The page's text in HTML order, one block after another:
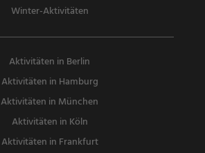
Winter-Aktivitäten
Aktivitäten in Berlin
Aktivitäten in Hamburg
Aktivitäten in München
Aktivitäten in Köln
Aktivitäten in Frankfurt